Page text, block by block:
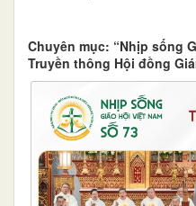
Chuyên mục: “Nhịp sống
Truyền thông Hội đồng